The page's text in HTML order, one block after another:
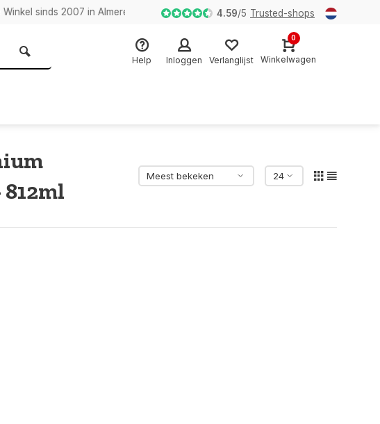
sinds 2007 in Almere 4.59/5 Trusted-shops
Help Inloggen Verlanglijst
0
Winkelwagen